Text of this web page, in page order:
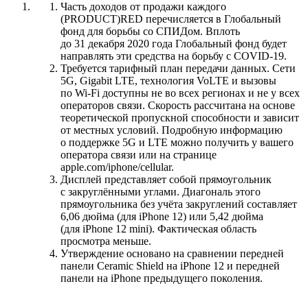
Часть доходов от продажи каждого
(PRODUCT)RED перечисляется в Глобальный
фонд для борьбы со СПИДом. Вплоть
до 31 декабря 2020 года Глобальный фонд будет
направлять эти средства на борьбу c COVID‑19.
Требуется тарифный план передачи данных. Сети
5G, Gigabit LTE, технология VoLTE и вызовы
по Wi‑Fi доступны не во всех регионах и не у всех
операторов связи. Скорость рассчитана на основе
теоретической пропускной способности и зависит
от местных условий. Подробную информацию
о поддержке 5G и LTE можно получить у вашего
оператора связи или на странице
apple.com/iphone/cellular.
Дисплей представляет собой прямоугольник
с закруглёнными углами. Диагональ этого
прямоугольника без учёта закруглений составляет
6,06 дюйма (для iPhone 12) или 5,42 дюйма
(для iPhone 12 mini). Фактическая область
просмотра меньше.
Утверждение основано на сравнении передней
панели Ceramic Shield на iPhone 12 и передней
панели на iPhone предыдущего поколения.